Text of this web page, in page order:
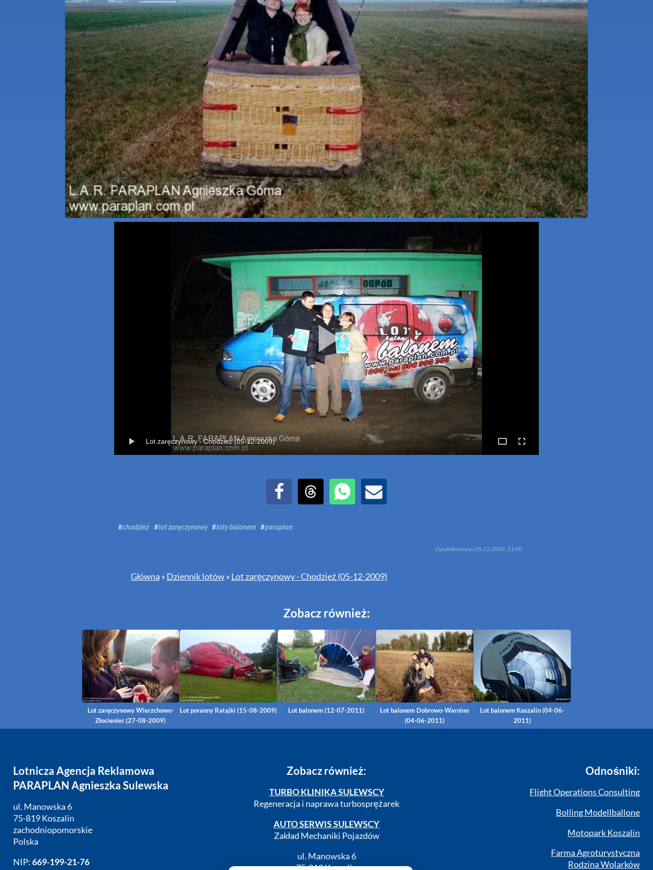
Lot zaręczynowy - Chodzież (05-12-2009)
#chodzież #lot zaręczynowy #loty balonem #paraplan
Opublikowano05.12.2009, 21:00
Główna » Dziennik lotów » Lot zaręczynowy - Chodzież (05-12-2009)
Zobacz również:
Lot zaręczynowy Wierzchowo-
Złocieniec (27-08-2009)
Lot poranny Ratajki (15-08-2009) Lot balonem (12-07-2011)
Lot balonem Dobrowo-Warnino
(04-06-2011)
Lot balonem Koszalin (04-06-
2011)
Lotnicza Agencja Reklamowa
PARAPLAN Agnieszka Sulewska
ul. Manowska 6
75-819 Koszalin
zachodniopomorskie
Polska
NIP:669-199-21-76
Zobacz również:
TURBO KLINIKA SULEWSCY
Regeneracja i naprawa turbosprężarek
AUTO SERWIS SULEWSCY
Zakład Mechaniki Pojazdów
ul. Manowska 6
75-819 Koszalin
Odnośniki:
Flight Operations Consulting
Bolling Modellballone
Motopark Koszalin
Farma Agroturystyczna
Rodzina Wolarków